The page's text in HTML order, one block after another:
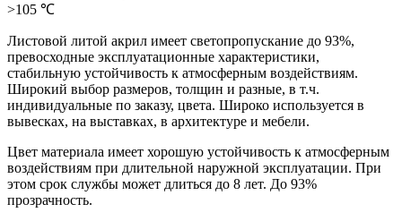
>105 ℃
Листовой литой акрил имеет светопропускание до 93%,
превосходные эксплуатационные характеристики,
стабильную устойчивость к атмосферным воздействиям.
Широкий выбор размеров, толщин и разные, в т.ч.
индивидуальные по заказу, цвета. Широко используется в
вывесках, на выставках, в архитектуре и мебели.
Цвет материала имеет хорошую устойчивость к атмосферным
воздействиям при длительной наружной эксплуатации. При
этом срок службы может длиться до 8 лет. До 93%
прозрачность.